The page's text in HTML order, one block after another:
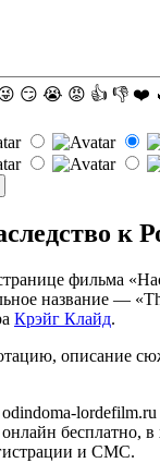
😏 😭 😡 👍 👎 ❤️
к
фильма
название —
Крэйг Клайд.
описание
бесплатно,
и СМС.